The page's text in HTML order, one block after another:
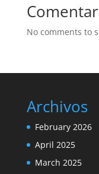
No comments to
Archivos
February 2026
April 2025
March 2025